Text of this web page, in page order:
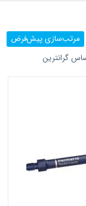
مرتب‌سازی پیش‌فرض
گرانترین